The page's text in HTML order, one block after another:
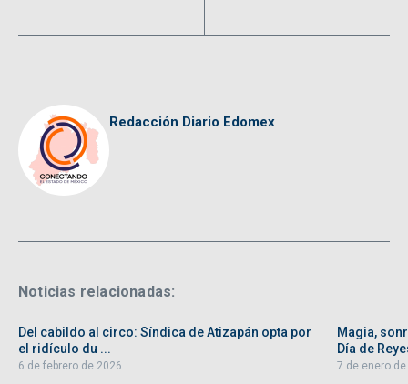
Redacción Diario Edomex
Noticias relacionadas:
Del cabildo al circo: Síndica de Atizapán opta por
el ridículo du ...
6 de febrero de 2026
Magia,
Día de
7 de enero